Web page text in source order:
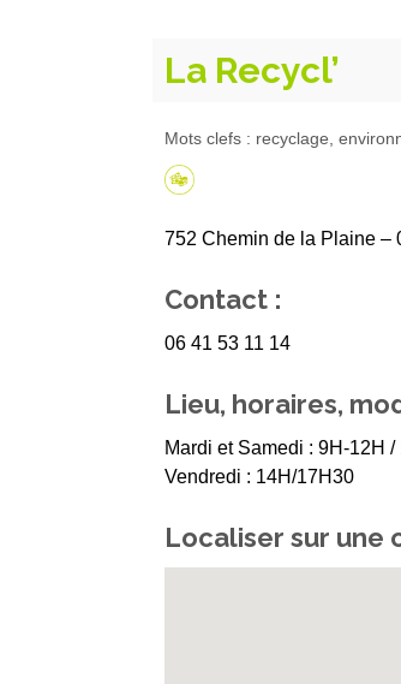
La Recycl’
Mots clefs : recyclage,
752 Chemin de la Plaine –
Contact :
06 41 53 11 14
Lieu, horaires,
Mardi et Samedi : 9H-12H
Vendredi : 14H/17H30
Localiser sur une